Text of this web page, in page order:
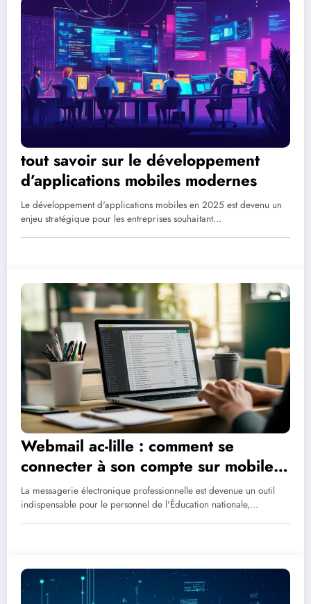
tout savoir sur le développement
d’applications mobiles modernes
Le développement d'applications mobiles en 2025 est devenu un
enjeu stratégique pour les entreprises souhaitant…
Webmail ac-lille : comment se
connecter à son compte sur mobile
et ordinateur ?
La messagerie électronique professionnelle est devenue un outil
indispensable pour le personnel de l'Éducation nationale,…